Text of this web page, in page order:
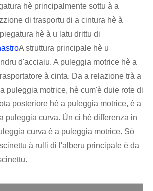
hè principalmente sottu à a
di trasportu di a cintura hè à
hè à u latu drittu di
A struttura principale hè u
d'acciaiu. A puleggia motrice hè a
à cinta. Da a relazione trà a
puleggia motrice, hè cum'è duie rote di
posteriore hè a puleggia motrice, è a
puleggia curva. Ùn ci hè differenza in
curva è a puleggia motrice. Sò
à rulli di l'alberu principale è da